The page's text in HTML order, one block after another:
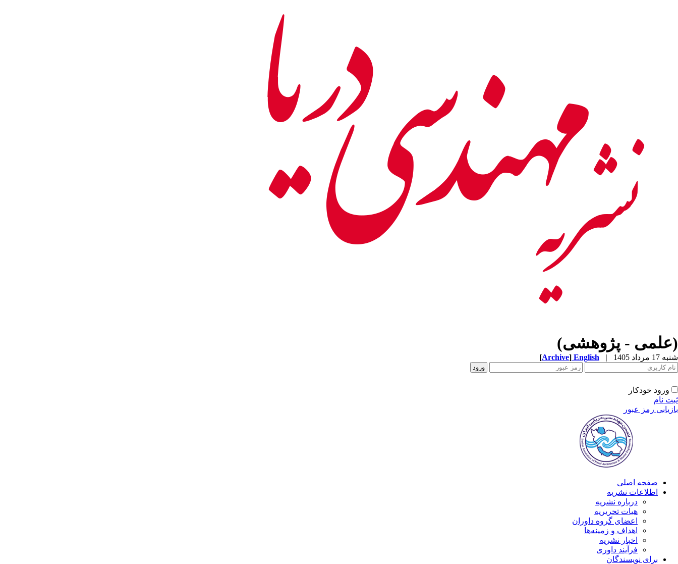
(علمی - پژوهشی)
شنبه 17 مرداد 1405 |
English
[Archive]
ورود خودکار
ثبت نام
بازیابی رمز عبور
صفحه اصلی
اطلاعات نشریه
درباره نشریه
هیات تحریریه
اعضای گروه داوران
اهداف و زمینه‌ها
اخبار نشریه
فرآیند داوری
برای نویسندگان